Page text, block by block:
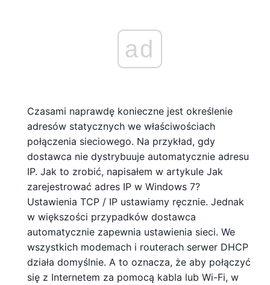
ad
Czasami naprawdę konieczne jest określenie
adresów statycznych we właściwościach
połączenia sieciowego. Na przykład, gdy
dostawca nie dystrybuuje automatycznie adresu
IP. Jak to zrobić, napisałem w artykule Jak
zarejestrować adres IP w Windows 7?
Ustawienia TCP / IP ustawiamy ręcznie. Jednak
w większości przypadków dostawca
automatycznie zapewnia ustawienia sieci. We
wszystkich modemach i routerach serwer DHCP
działa domyślnie. A to oznacza, że ​​aby połączyć
się z Internetem za pomocą kabla lub Wi-Fi, w